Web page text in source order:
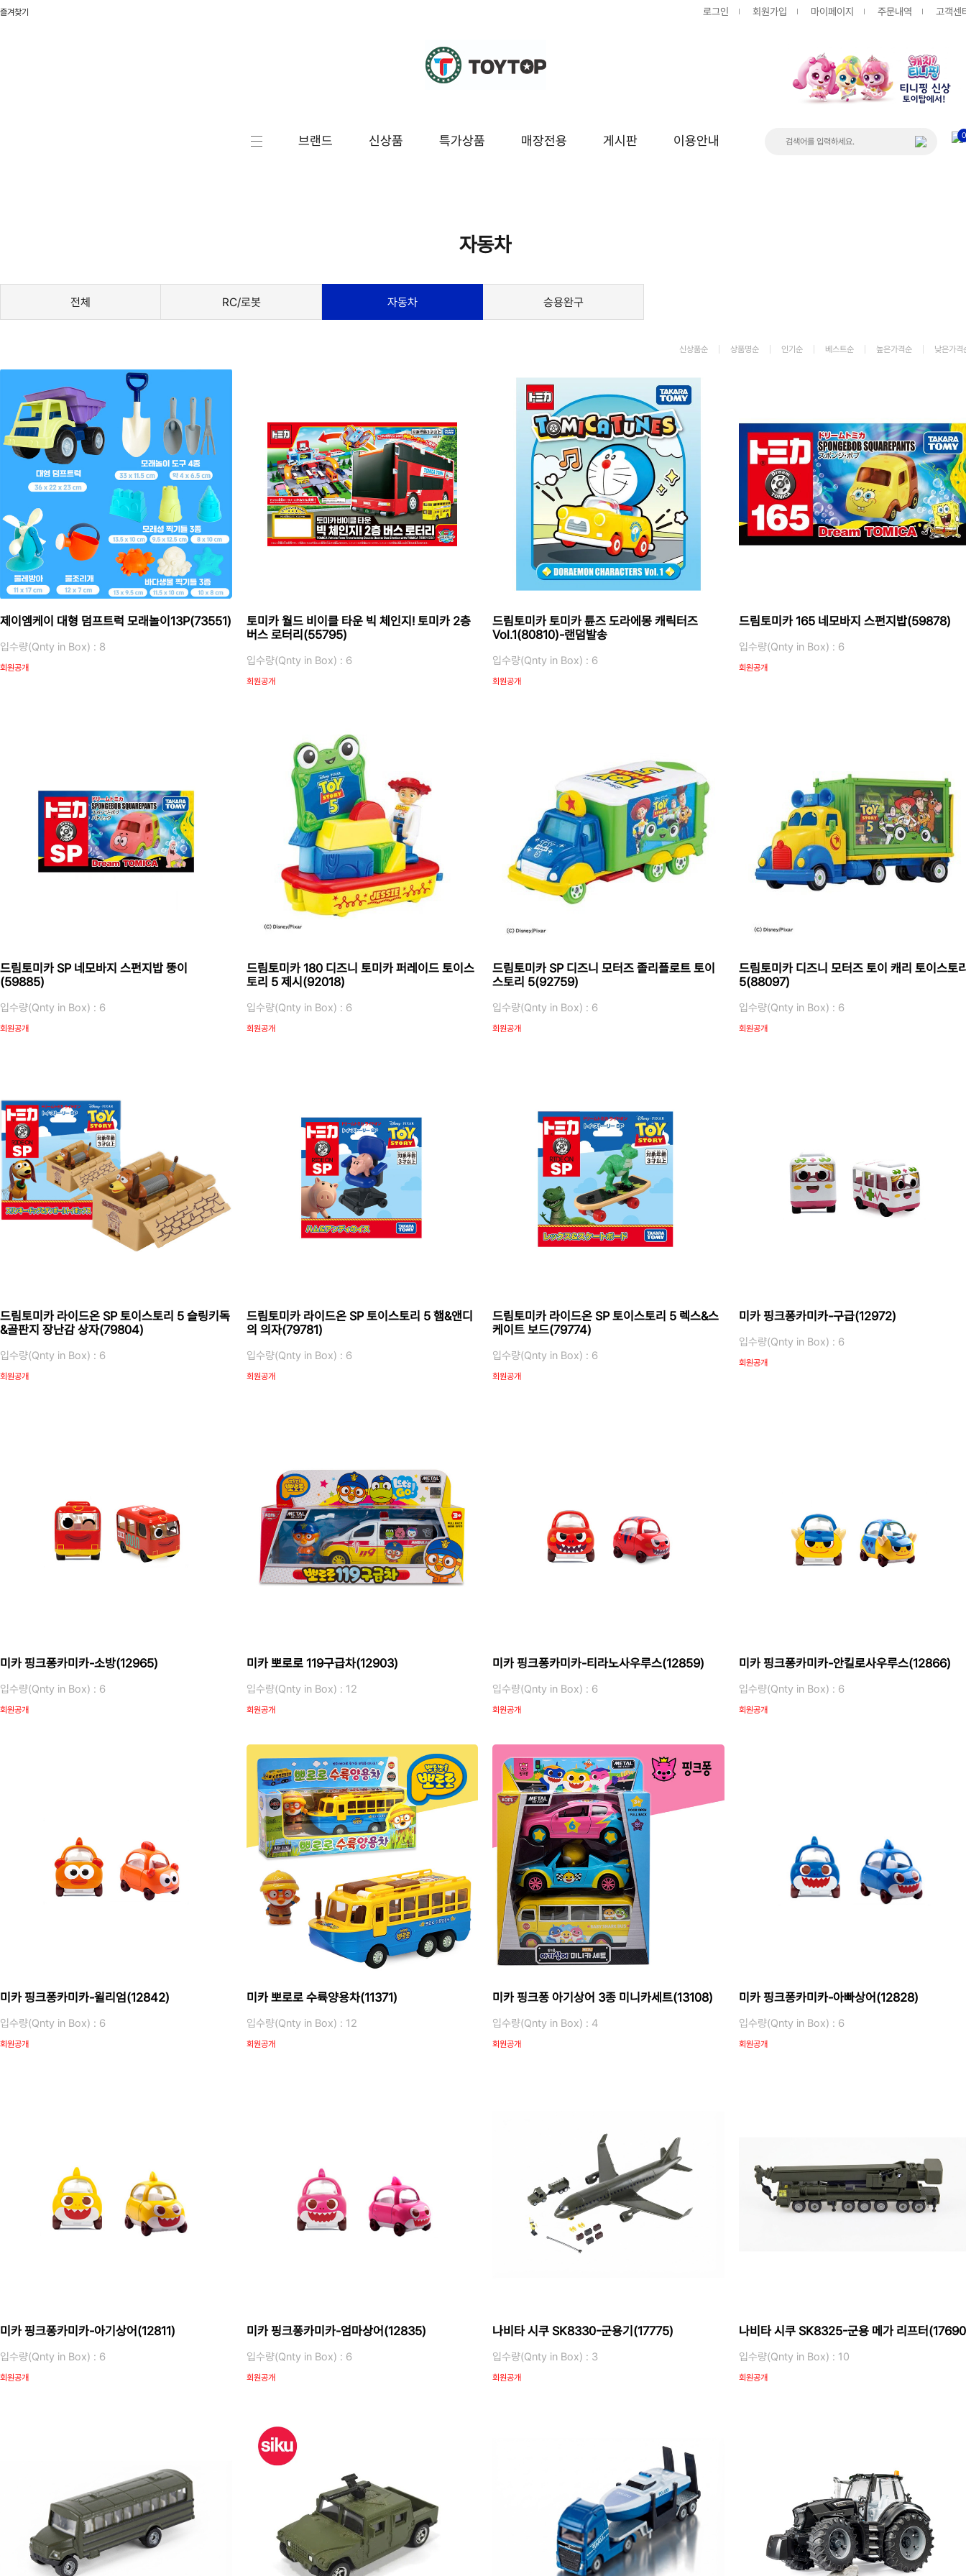
로그인 회원가입 마이페이지 주문내역 고객센
즐겨찾기
브랜드 신상품 특가상품 매장전용 게시판 이용안내 0
승용완구 도서/문구
잡화
시즌[여름]
가격 변동
자동차
전체 RC/로봇 자동차 승용완구
신상품순 상품명순 인기순 베스트순 높은가격순 낮은가격
제이엠케이 대형 덤프트럭 모래놀이13P(73551)
입수량(Qnty in Box) : 8
회원공개
토미카 월드 비이클 타운 빅 체인지! 토미카 2층
버스 로터리(55795)
입수량(Qnty in Box) : 6
회원공개
드림토미카 토미카 튠즈 도라에몽 캐릭터즈
Vol.1(80810)-랜덤발송
입수량(Qnty in Box) : 6
회원공개
드림토미카 165 네모바지 스펀지밥(59878)
입수량(Qnty in Box) : 6
회원공개
드림토미카 SP 네모바지 스펀지밥 뚱이
(59885)
입수량(Qnty in Box) : 6
회원공개
드림토미카 180 디즈니 토미카 퍼레이드 토이스
토리 5 제시(92018)
입수량(Qnty in Box) : 6
회원공개
드림토미카 SP 디즈니 모터즈 졸리플로트 토이
스토리 5(92759)
입수량(Qnty in Box) : 6
회원공개
드림토미카 디즈니 모터즈 토이 캐리 토이스토
5(88097)
입수량(Qnty in Box) : 6
회원공개
드림토미카 라이드온 SP 토이스토리 5 슬링키독
&골판지 장난감 상자(79804)
입수량(Qnty in Box) : 6
회원공개
드림토미카 라이드온 SP 토이스토리 5 햄&앤디
의 의자(79781)
입수량(Qnty in Box) : 6
회원공개
드림토미카 라이드온 SP 토이스토리 5 렉스&스
케이트 보드(79774)
입수량(Qnty in Box) : 6
회원공개
미카 핑크퐁카미카-구급(12972)
입수량(Qnty in Box) : 6
회원공개
미카 핑크퐁카미카-소방(12965)
입수량(Qnty in Box) : 6
회원공개
미카 뽀로로 119구급차(12903)
입수량(Qnty in Box) : 12
회원공개
미카 핑크퐁카미카-티라노사우루스(12859)
입수량(Qnty in Box) : 6
회원공개
미카 핑크퐁카미카-안킬로사우루스(12866)
입수량(Qnty in Box) : 6
회원공개
미카 핑크퐁카미카-윌리엄(12842)
입수량(Qnty in Box) : 6
회원공개
미카 뽀로로 수륙양용차(11371)
입수량(Qnty in Box) : 12
회원공개
미카 핑크퐁 아기상어 3종 미니카세트(13108)
입수량(Qnty in Box) : 4
회원공개
미카 핑크퐁카미카-아빠상어(12828)
입수량(Qnty in Box) : 6
회원공개
미카 핑크퐁카미카-아기상어(12811)
입수량(Qnty in Box) : 6
회원공개
미카 핑크퐁카미카-엄마상어(12835)
입수량(Qnty in Box) : 6
회원공개
나비타 시쿠 SK8330-군용기(17775)
입수량(Qnty in Box) : 3
회원공개
나비타 시쿠 SK8325-군용 메가 리프터
입수량(Qnty in Box) : 10
회원공개